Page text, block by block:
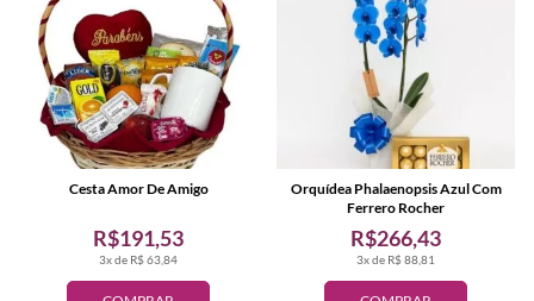
3x de R$ 63,84
R$191,53
Cesta Amor De Amigo
3x de R$ 88,81
R$266,43
Orquídea Phalaenopsis Azul Com
Ferrero Rocher